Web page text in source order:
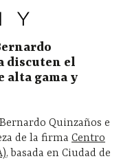
discuten el
alta gama y
Quinzaños e
de la firma Centro
, basada en Ciudad de